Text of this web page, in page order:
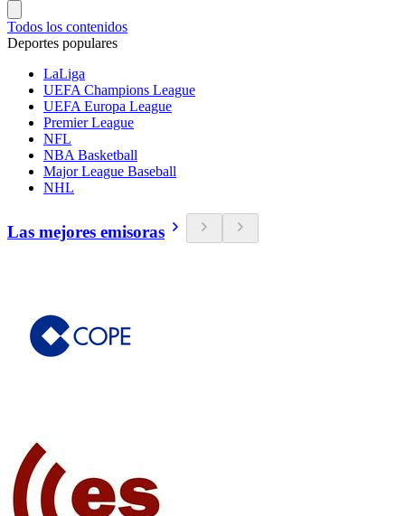
Todos los contenidos
Deportes populares
LaLiga
UEFA Champions League
UEFA Europa League
Premier League
NFL
NBA Basketball
Major League Baseball
NHL
Las mejores emisoras